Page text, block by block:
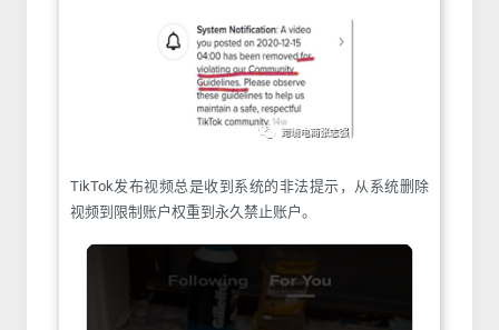
TikTok发布视频总是收到系统的非法提示，从系统删除
视频到限制账户权重到永久禁止账户。